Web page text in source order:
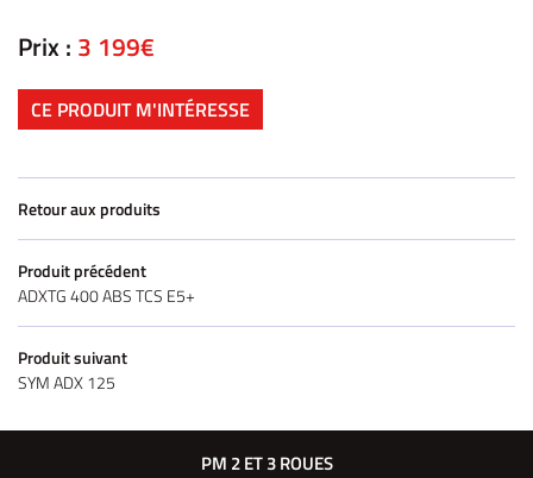
Prix : 3 199€
CE PRODUIT M'INTÉRESSE
Retour aux produits
Produit précédent
ADXTG 400 ABS TCS E5+
Produit suivant
SYM ADX 125
PM 2 ET 3 ROUES